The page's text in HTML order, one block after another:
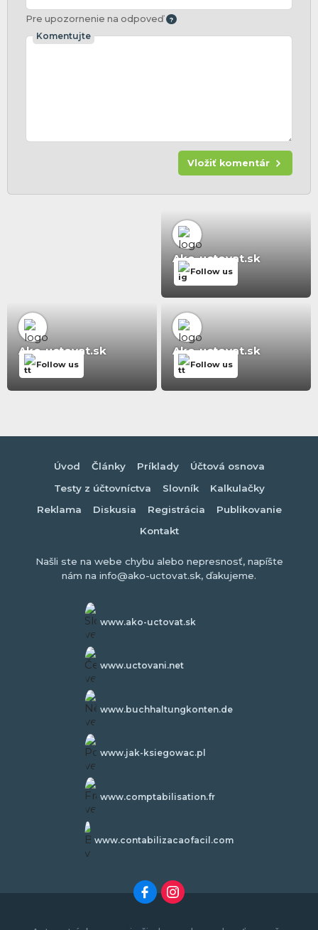
Pre upozornenie na odpoveď
Komentujte
Vložiť komentár
Ako-uctovat.sk
Follow us
Ako-uctovat.sk
Follow us
Ako-uctovat.sk
Follow us
Úvod Články Príklady
Účtová osnova
Testy z účtovníctva
Slovník
Kalkulačky
Reklama
Diskusia Registrácia
Publikovanie
Kontakt
Našli ste na webe chybu alebo nepresnosť, napíšte
nám na info@ako-uctovat.sk, ďakujeme.
www.ako-uctovat.sk
www.uctovani.net
www.buchhaltungkonten.de
www.jak-ksiegowac.pl
www.comptabilisation.fr
www.contabilizacaofacil.com